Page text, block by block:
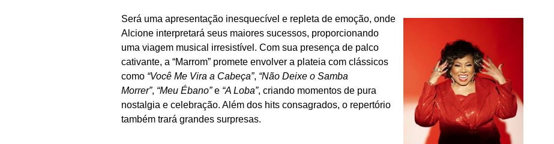
Será uma apresentação inesquecível e repleta de emoção, onde
Alcione interpretará seus maiores sucessos, proporcionando
uma viagem musical irresistível. Com sua presença de palco
cativante, a “Marrom” promete envolver a plateia com clássicos
como “Você Me Vira a Cabeça”, “Não Deixe o Samba
Morrer”, “Meu Ébano”e “A Loba”, criando momentos de pura
nostalgia e celebração. Além dos hits consagrados, o repertório
também trará grandes surpresas.